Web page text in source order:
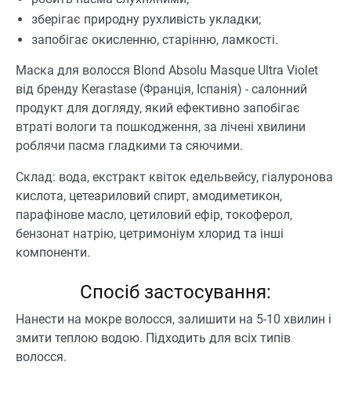
зберігає природну рухливість укладки;
запобігає окисленню, старінню, ламкості.
Маска для волосся Blond Absolu Masque Ultra Violet
від бренду Kerastase (Франція, Іспанія) - салонний
продукт для догляду, який ефективно запобігає
втраті вологи та пошкодження, за лічені хвилини
роблячи пасма гладкими та сяючими.
Склад: вода, екстракт квіток едельвейсу, гіалуронова
кислота, цетеариловий спирт, амодиметикон,
парафінове масло, цетиловий ефір, токоферол,
бензонат натрію, цетримоніум хлорид та інші
компоненти.
Спосіб застосування:
Нанести на мокре волосся, залишити на 5-10 хвилин і
змити теплою водою. Підходить для всіх типів
волосся.